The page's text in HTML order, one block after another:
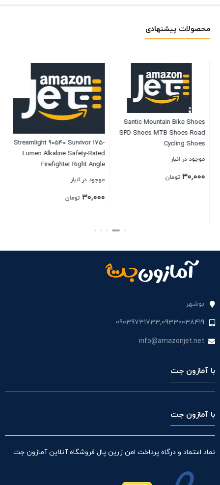
محصولات پیشنهادی
Santic Mountain Bike Shoes
SPD Shoes MTB Shoes Road
Cycling Shoes
موجود در انبار
۳۰,۰۰۰ تومان
Streamlight 90540 Survivor 175-
Lumen Alkaline Safety-Rated
Firefighter Right Angle
Flashlight, Orange
موجود در انبار
۳۰,۰۰۰ تومان
بستن
بوشهر
09039731733,09330038419
info@amazonjet.net
با آمازون جت
با آمازون جت
نماد اعتماد و درگاه پرداخت امن زرین پال فروشگاه آنلاین آمازون جت